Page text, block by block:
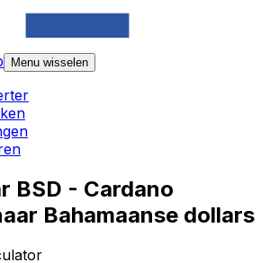
Menu wisselen
BSD - Cardano
Bahamaanse dollars